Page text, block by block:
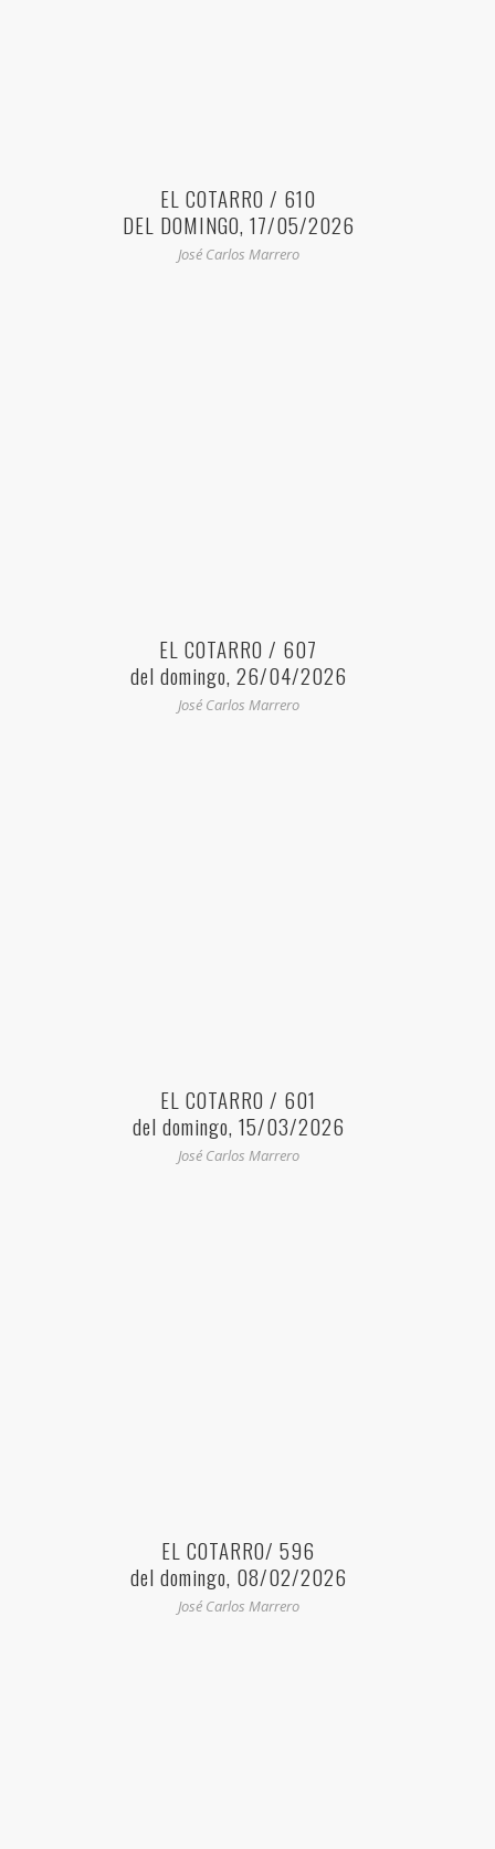
EL COTARRO / 610
DEL DOMINGO, 17/05/2026
José Carlos Marrero
EL COTARRO / 607
del domingo, 26/04/2026
José Carlos Marrero
EL COTARRO / 601
del domingo, 15/03/2026
José Carlos Marrero
EL COTARRO/ 596
del domingo, 08/02/2026
José Carlos Marrero